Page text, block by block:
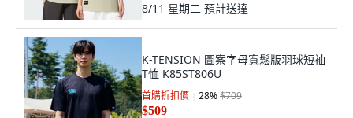
8/11 星期二 預計送達
K-TENSION 圖案字母寬鬆版羽球短袖
T恤 K85ST806U
首購折扣價 28%$709
$509